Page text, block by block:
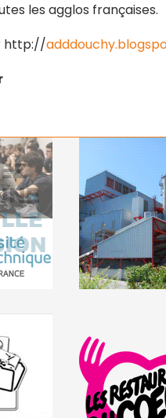
les agglos françaises.
http://